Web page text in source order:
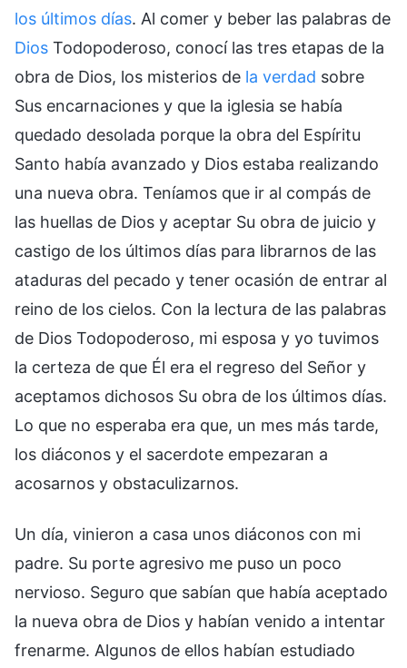
los últimos días. Al comer y beber las palabras de
Dios Todopoderoso, conocí las tres etapas de la
obra de Dios, los misterios de la verdad sobre
Sus encarnaciones y que la iglesia se había
quedado desolada porque la obra del Espíritu
Santo había avanzado y Dios estaba realizando
una nueva obra. Teníamos que ir al compás de
las huellas de Dios y aceptar Su obra de juicio y
castigo de los últimos días para librarnos de las
ataduras del pecado y tener ocasión de entrar al
reino de los cielos. Con la lectura de las palabras
de Dios Todopoderoso, mi esposa y yo tuvimos
la certeza de que Él era el regreso del Señor y
aceptamos dichosos Su obra de los últimos días.
Lo que no esperaba era que, un mes más tarde,
los diáconos y el sacerdote empezaran a
acosarnos y obstaculizarnos.
Un día, vinieron a casa unos diáconos con mi
padre. Su porte agresivo me puso un poco
nervioso. Seguro que sabían que había aceptado
la nueva obra de Dios y habían venido a intentar
frenarme. Algunos de ellos habían estudiado